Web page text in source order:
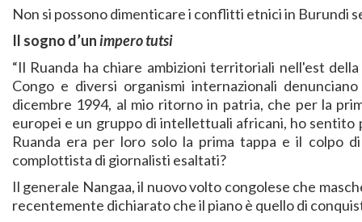
Non si possono dimenticare i conflitti etnici in Burundi
Il sogno d’unimpero tutsi
“Il Ruanda ha chiare ambizioni territoriali nell'est
Congo e diversi organismi internazionali
dicembre 1994, al mio ritorno in patria, che per la
europei e un gruppo di intellettuali africani, ho sentito
Ruanda era per loro solo la prima tappa e il colpo
complottista di giornalisti esaltati?
Il generale Nangaa, il nuovo volto congolese che
recentemente dichiarato che il piano è quello di